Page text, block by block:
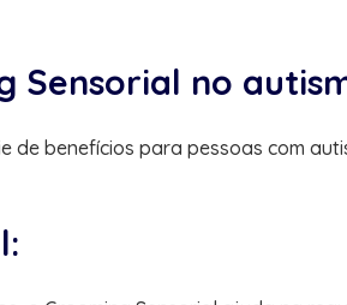
Sensorial no
de benefícios para pessoas com